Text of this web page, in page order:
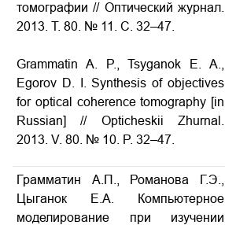
томографии // Оптический журнал.
2013. Т. 80. № 11. С. 32–47.
Grammatin A. P., Tsyganok E. A.,
Egorov D. I. Synthesis of objectives
for optical coherence tomography [in
Russian] // Opticheskii Zhurnal.
2013. V. 80. № 10. P. 32–47.
Грамматин А.П., Романова Г.Э.,
Цыганок Е.А. Компьютерное
моделирование при изучении